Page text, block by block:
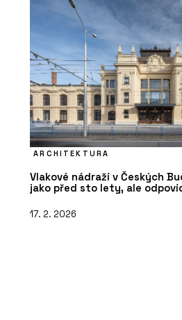
ARCHITEKTURA
Vlakové nádraží v Českých
jako před sto lety, ale
17. 2. 2026